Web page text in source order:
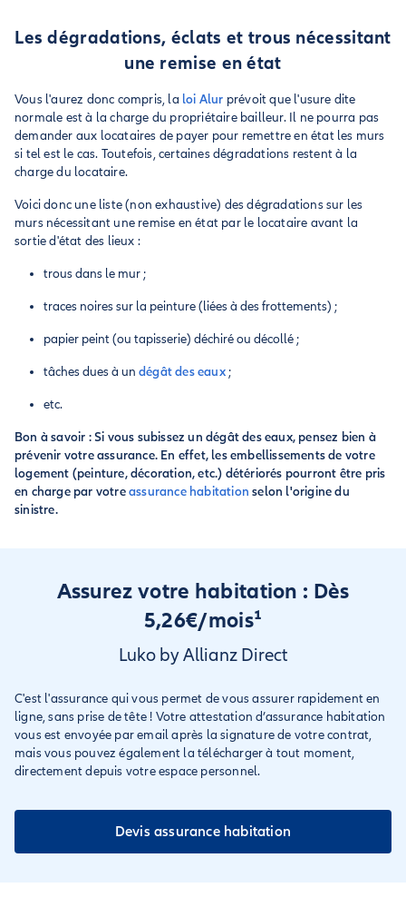
Les dégradations, éclats et trous nécessitant
une remise en état
Vous l'aurez donc compris, la loi Alur prévoit que l'usure dite
normale est à la charge du propriétaire bailleur. Il ne pourra pas
demander aux locataires de payer pour remettre en état les murs
si tel est le cas. Toutefois, certaines dégradations restent à la
charge du locataire.
Voici donc une liste (non exhaustive) des dégradations sur les
murs nécessitant une remise en état par le locataire avant la
sortie d'état des lieux :
trous dans le mur ;
traces noires sur la peinture (liées à des frottements) ;
papier peint (ou tapisserie) déchiré ou décollé ;
tâches dues à un dégât des eaux;
etc.
Bon à savoir : Si vous subissez un dégât des eaux, pensez bien à
prévenir votre assurance. En effet, les embellissements de votre
logement (peinture, décoration, etc.) détériorés pourront être pris
en charge par votreassurance habitation selon l'origine du
sinistre.
Assurez votre habitation : Dès
5,26€/mois¹
Luko by Allianz Direct
C'est l'assurance qui vous permet de vous assurer rapidement en
ligne, sans prise de tête ! Votre attestation d’assurance habitation
vous est envoyée par email après la signature de votre contrat,
mais vous pouvez également la télécharger à tout moment,
directement depuis votre espace personnel.
Devis assurance habitation